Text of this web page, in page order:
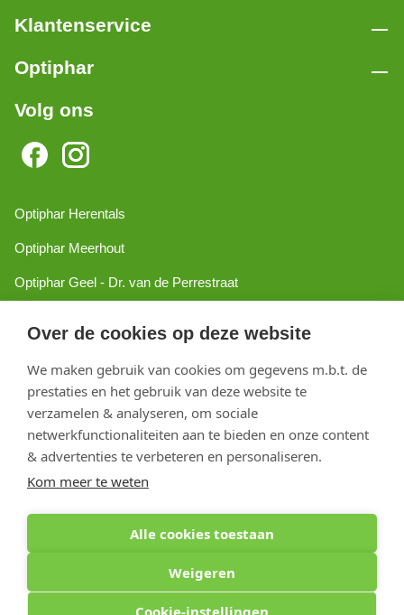
Over de cookies op deze website
We maken gebruik van cookies om gegevens m.b.t. de
prestaties en het gebruik van deze website te
verzamelen & analyseren, om sociale
netwerkfunctionaliteiten aan te bieden en onze content
& advertenties te verbeteren en personaliseren.
Kom meer te weten
Alle cookies toestaan
Weigeren
Cookie-instellingen
Klantenservice
Optiphar
Volg ons
Optiphar Herentals
Optiphar Meerhout
Optiphar Geel - Dr. van de Perrestraat
Optiphar Mol
Copyright 2026 optiphar.com. Alle rechten voorbehouden